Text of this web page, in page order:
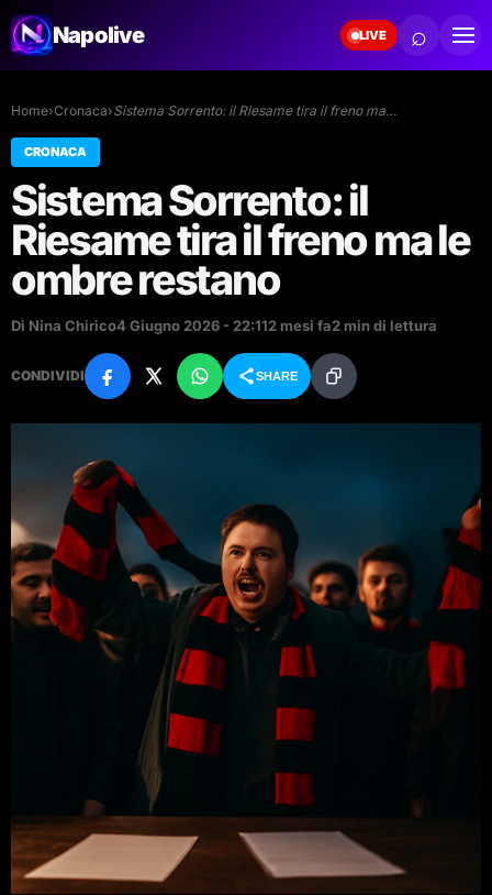
Napolive LIVE ⌕
Home›Cronaca›Sistema Sorrento: il Riesame tira il freno ma…
CRONACA
Sistema Sorrento: il
Riesame tira il freno ma le
ombre restano
Di Nina Chirico4 Giugno 2026 - 22:112 mesi fa2 min di lettura
CONDIVIDI SHARE